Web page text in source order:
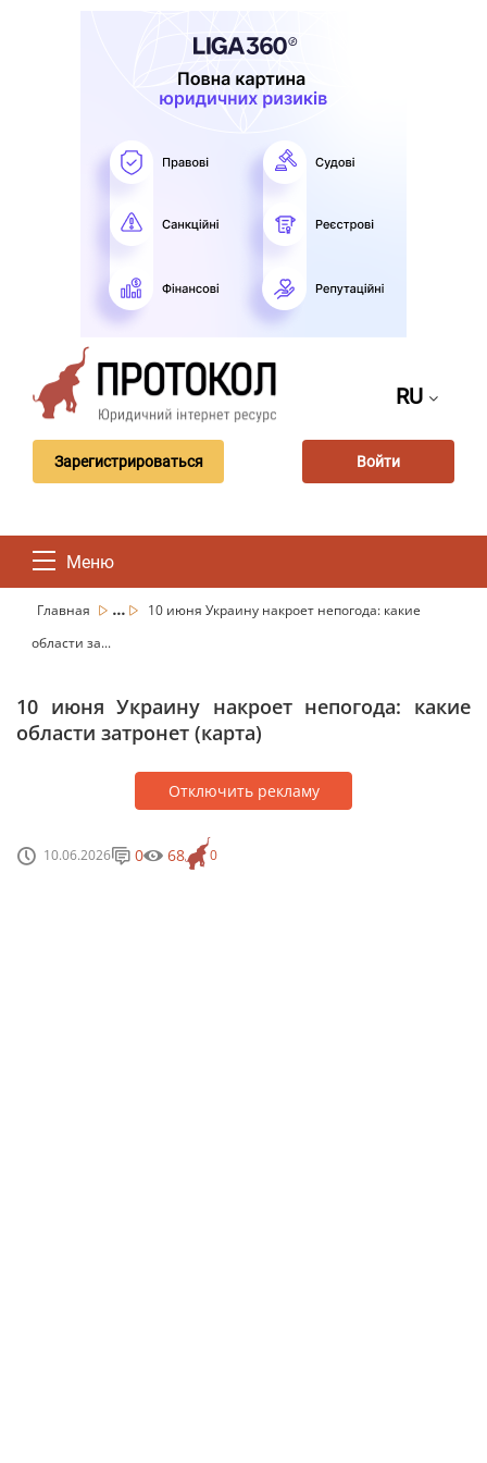
RU
Зарегистрироваться Войти
Меню
Главная ...
10 июня Украину накроет непогода: какие
области за...
10 июня Украину накроет непогода: какие
области затронет (карта)
Отключить рекламу
10.06.2026 0
0 68